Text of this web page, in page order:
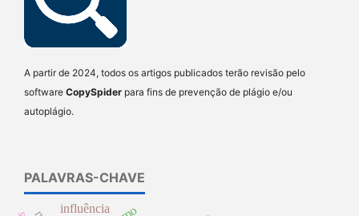
A partir de 2024, todos os artigos publicados terão revisão pelo
software CopySpider para fins de prevenção de plágio e/ou
autoplágio.
PALAVRAS-CHAVE
influência